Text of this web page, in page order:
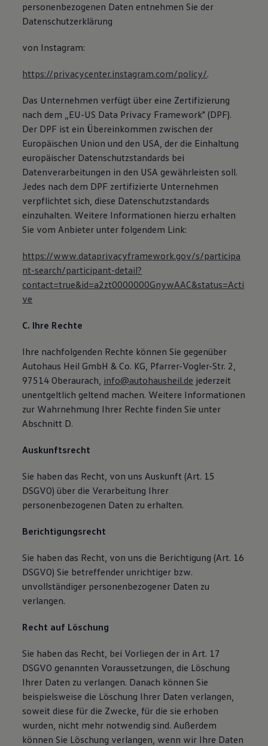
personenbezogenen Daten entnehmen Sie der
Datenschutzerklärung
von Instagram:
https://privacycenter.instagram.com/policy/.
Das Unternehmen verfügt über eine Zertifizierung
nach dem „EU-US Data Privacy Framework" (DPF).
Der DPF ist ein Übereinkommen zwischen der
Europäischen Union und den USA, der die Einhaltung
europäischer Datenschutzstandards bei
Datenverarbeitungen in den USA gewährleisten soll.
Jedes nach dem DPF zertifizierte Unternehmen
verpflichtet sich, diese Datenschutzstandards
einzuhalten. Weitere Informationen hierzu erhalten
Sie vom Anbieter unter folgendem Link:
https://www.dataprivacyframework.gov/s/participa
nt-search/participant-detail?
contact=true&id=a2zt0000000GnywAAC&status=Acti
ve
C. Ihre Rechte
Ihre nachfolgenden Rechte können Sie gegenüber
Autohaus Heil GmbH & Co. KG, Pfarrer-Vogler-Str. 2,
97514 Oberaurach, info@autohausheil.de jederzeit
unentgeltlich geltend machen. Weitere Informationen
zur Wahrnehmung Ihrer Rechte finden Sie unter
Abschnitt D.
Auskunftsrecht
Sie haben das Recht, von uns Auskunft (Art. 15
DSGVO) über die Verarbeitung Ihrer
personenbezogenen Daten zu erhalten.
Berichtigungsrecht
Sie haben das Recht, von uns die Berichtigung (Art. 16
DSGVO) Sie betreffender unrichtiger bzw.
unvollständiger personenbezogener Daten zu
verlangen.
Recht auf Löschung
Sie haben das Recht, bei Vorliegen der in Art. 17
DSGVO genannten Voraussetzungen, die Löschung
Ihrer Daten zu verlangen. Danach können Sie
beispielsweise die Löschung Ihrer Daten verlangen,
soweit diese für die Zwecke, für die sie erhoben
wurden, nicht mehr notwendig sind. Außerdem
können Sie Löschung verlangen, wenn wir Ihre Daten